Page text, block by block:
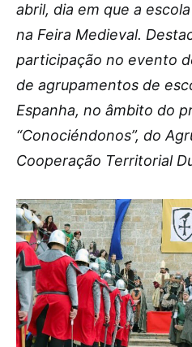
abril, dia em que a
na Feira Medieval.
participação no evento
de agrupamentos de
Espanha, no âmbito do
“Conociéndonos”, do
Cooperação Territorial